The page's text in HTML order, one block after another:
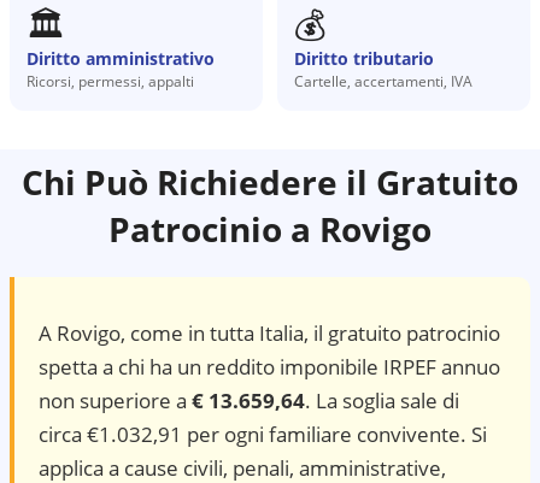
🏛️
Diritto amministrativo
Ricorsi, permessi, appalti
💰
Diritto tributario
Cartelle, accertamenti, IVA
Chi Può Richiedere il Gratuito
Patrocinio a Rovigo
A Rovigo, come in tutta Italia, il gratuito patrocinio
spetta a chi ha un reddito imponibile IRPEF annuo
non superiore a € 13.659,64. La soglia sale di
circa €1.032,91 per ogni familiare convivente. Si
applica a cause civili, penali, amministrative,